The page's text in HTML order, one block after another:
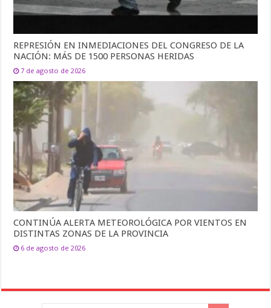
REPRESIÓN EN INMEDIACIONES DEL CONGRESO DE LA
NACIÓN: MÁS DE 1500 PERSONAS HERIDAS
7 de agosto de 2026
CONTINÚA ALERTA METEOROLÓGICA POR VIENTOS EN
DISTINTAS ZONAS DE LA PROVINCIA
6 de agosto de 2026